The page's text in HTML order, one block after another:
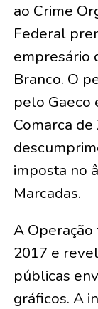
ao Crime
Federal
empresário
Branco. O
pelo Gaeco
Comarca
imposta no
Marcadas.
A
2017 e
públicas
gráficos. A